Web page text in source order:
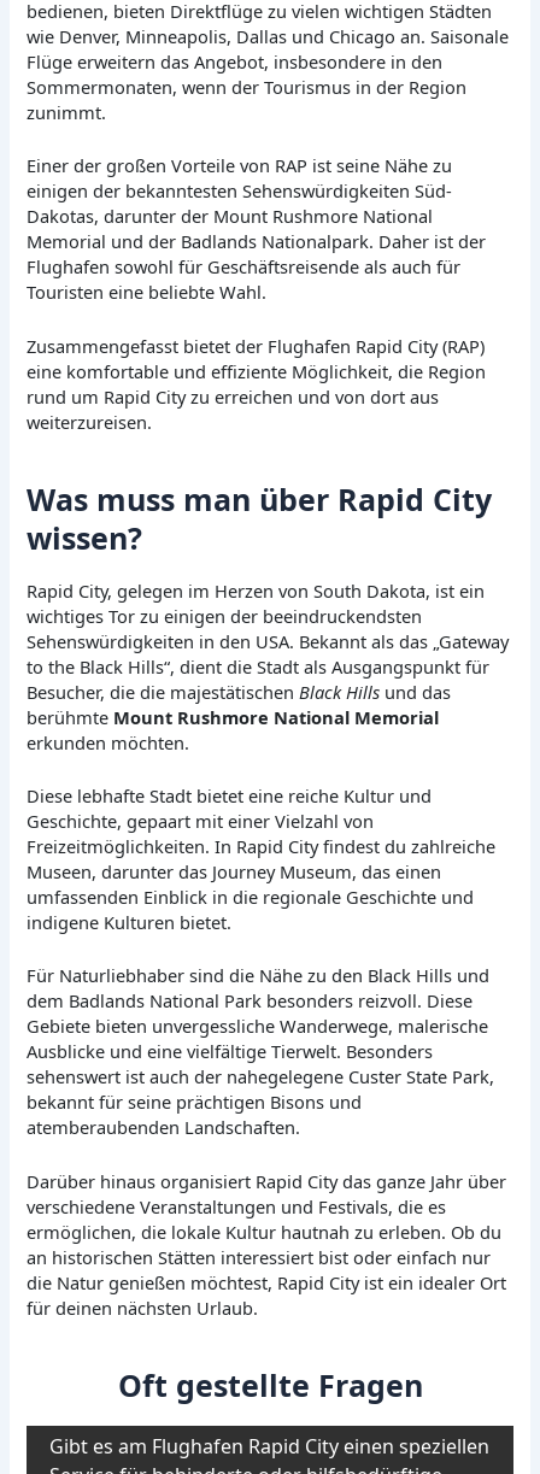
bedienen, bieten Direktflüge zu vielen wichtigen Städten
wie Denver, Minneapolis, Dallas und Chicago an. Saisonale
Flüge erweitern das Angebot, insbesondere in den
Sommermonaten, wenn der Tourismus in der Region
zunimmt.
Einer der großen Vorteile von RAP ist seine Nähe zu
einigen der bekanntesten Sehenswürdigkeiten Süd-
Dakotas, darunter der Mount Rushmore National
Memorial und der Badlands Nationalpark. Daher ist der
Flughafen sowohl für Geschäftsreisende als auch für
Touristen eine beliebte Wahl.
Zusammengefasst bietet der Flughafen Rapid City (RAP)
eine komfortable und effiziente Möglichkeit, die Region
rund um Rapid City zu erreichen und von dort aus
weiterzureisen.
Was muss man über Rapid City
wissen?
Rapid City, gelegen im Herzen von South Dakota, ist ein
wichtiges Tor zu einigen der beeindruckendsten
Sehenswürdigkeiten in den USA. Bekannt als das „Gateway
to the Black Hills“, dient die Stadt als Ausgangspunkt für
Besucher, die die majestätischen Black Hills und das
berühmte Mount Rushmore National Memorial
erkunden möchten.
Diese lebhafte Stadt bietet eine reiche Kultur und
Geschichte, gepaart mit einer Vielzahl von
Freizeitmöglichkeiten. In Rapid City findest du zahlreiche
Museen, darunter das Journey Museum, das einen
umfassenden Einblick in die regionale Geschichte und
indigene Kulturen bietet.
Für Naturliebhaber sind die Nähe zu den Black Hills und
dem Badlands National Park besonders reizvoll. Diese
Gebiete bieten unvergessliche Wanderwege, malerische
Ausblicke und eine vielfältige Tierwelt. Besonders
sehenswert ist auch der nahegelegene Custer State Park,
bekannt für seine prächtigen Bisons und
atemberaubenden Landschaften.
Darüber hinaus organisiert Rapid City das ganze Jahr über
verschiedene Veranstaltungen und Festivals, die es
ermöglichen, die lokale Kultur hautnah zu erleben. Ob du
an historischen Stätten interessiert bist oder einfach nur
die Natur genießen möchtest, Rapid City ist ein idealer Ort
für deinen nächsten Urlaub.
Oft gestellte Fragen
Gibt es am Flughafen Rapid City einen speziellen